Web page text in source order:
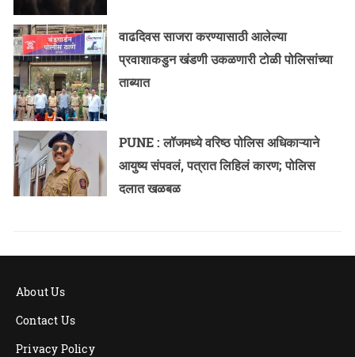
वाढदिवस साजरा करण्यासाठी आलेल्या
प्रवाशाकडुन खंडणी उकळणारी टोळी पोलिसांच्या
ताब्यात
PUNE : लॉजमध्ये वरिष्ठ पोलिस अधिकाऱ्याने
आयुष्य संपवलं, पत्रात लिहिलं कारण; पोलिस
दलात खळबळ
About Us
Contact Us
Privacy Policy